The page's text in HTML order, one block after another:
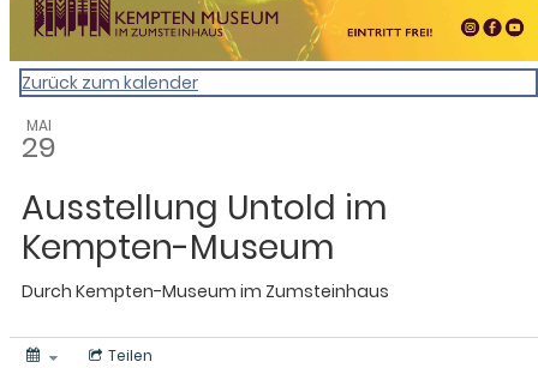
Zurück zum kalender
MAI
29
Ausstellung Untold im
Kempten-Museum
Durch Kempten-Museum im Zumsteinhaus
Teilen